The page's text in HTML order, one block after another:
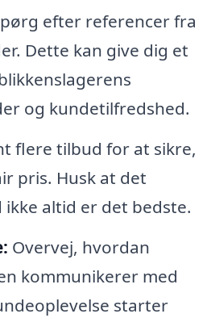
efter referencer fra
Dette kan give dig et
og kundetilfredshed.
flere tilbud for at sikre,
pris. Husk at det
altid er det bedste.
Overvej, hvordan
kommunikerer med
starter